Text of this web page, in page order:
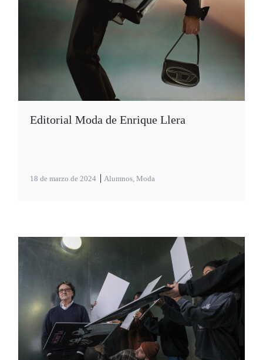
Editorial Moda de Enrique Llera
18 de marzo de 2024 Alumnos, Moda